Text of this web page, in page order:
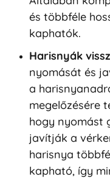
és többféle
kaphatók.
Harisnyák
nyomását és
a
megelőzésére
hogy nyomást
javítják a
harisnya
kapható, így